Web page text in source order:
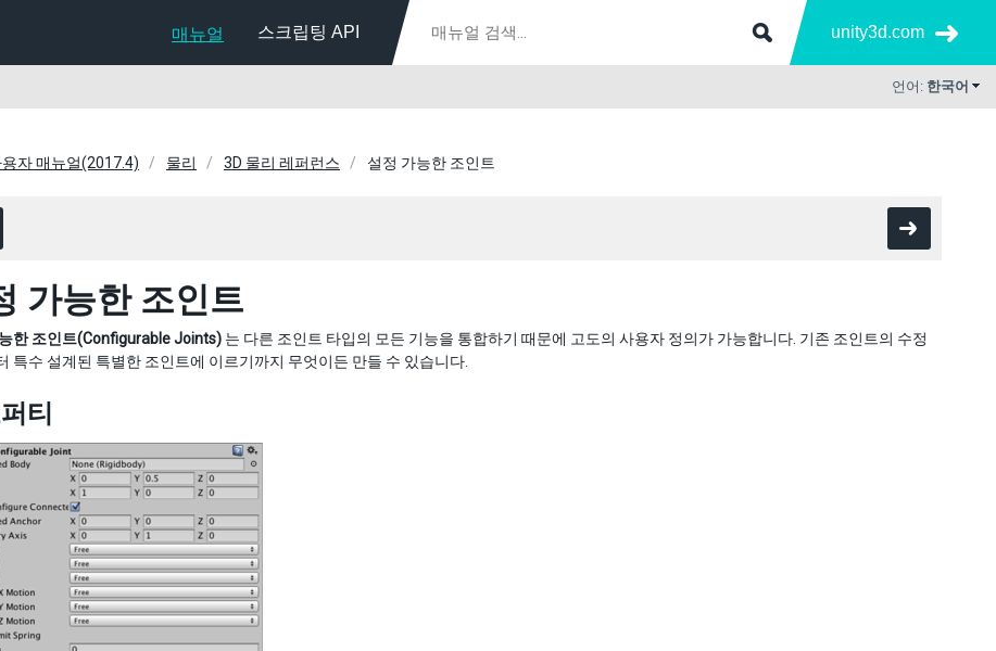
매뉴얼 스크립팅 API unity3d.com
언어: 한국어
자 매뉴얼(2017.4) 물리 3D 물리 레퍼런스 설정 가능한 조인트
가능한 조인트
한 조인트(Configurable Joints) 는 다른 조인트 타입의 모든 기능을 통합하기 때문에 고도의 사용자 정의가 가능합니다. 기존 조인트의 수정
특수 설계된 특별한 조인트에 이르기까지 무엇이든 만들 수 있습니다.
티